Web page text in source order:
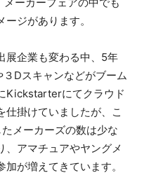
ジがあります。
展企業も変わる中、5年
Dスキャンなどがブーム
Kickstarterにてクラウド
仕掛けていましたが、こ
メーカーズの数は少な
、アマチュアやヤングメ
が増えてきています。